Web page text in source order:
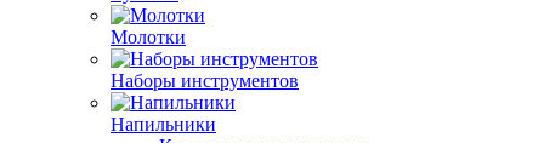
Молотки
Наборы инструментов
Напильники